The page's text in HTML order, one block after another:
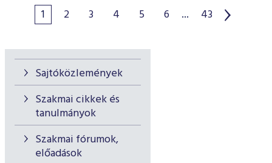
Sajtóközlemények
Szakmai cikkek és
tanulmányok
Szakmai fórumok,
előadások
1 2 3 4 5 6 ... 43